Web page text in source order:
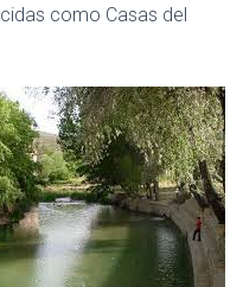
como Casas del